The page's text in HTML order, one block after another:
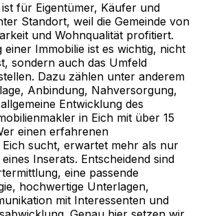
ist für Eigentümer, Käufer und
Standort, weil die Gemeinde von
und Wohnqualität profitiert.
einer Immobilie ist es wichtig, nicht
sondern auch das Umfeld
Dazu zählen unter anderem
Anbindung, Nahversorgung,
Entwicklung des
in Eich mit über 15
einen erfahrenen
sucht, erwartet mehr als nur
Inserats. Entscheidend sind
eine passende
hochwertige Unterlagen,
mit Interessenten und